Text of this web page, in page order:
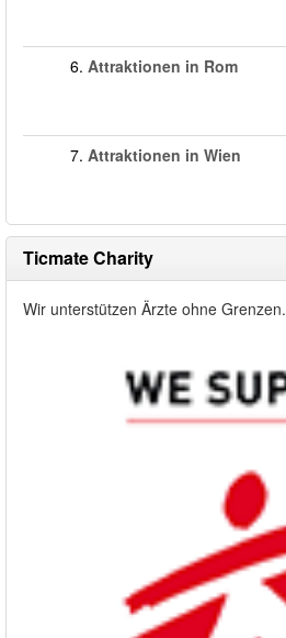
6. Attraktionen in Rom
7. Attraktionen in Wien
Ticmate Charity
Wir unterstützen Ärzte ohne Grenzen.